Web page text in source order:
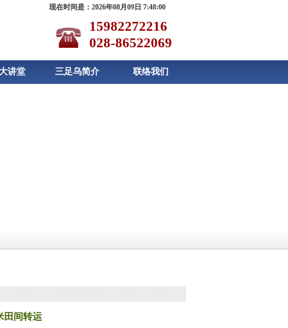
现在时间是：2026年08月09日 7:48:00
15982272216
028-86522069
讲堂 三足乌简介 联络我们
田间转运